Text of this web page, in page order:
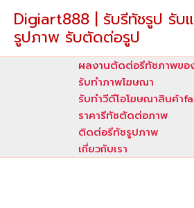
content
Digiart888 | รับรีทัชรูป รับ
รูปภาพ รับตัดต่อรูป
ผลงานตัดต่อรีทัชภาพของ
รับทําภาพโฆษณา
รับทำวีดีโอโฆษณาสินค้า
ราคารีทัชตัดต่อภาพ
ติดต่อรีทัชรูปภาพ
เกี่ยวกับเรา